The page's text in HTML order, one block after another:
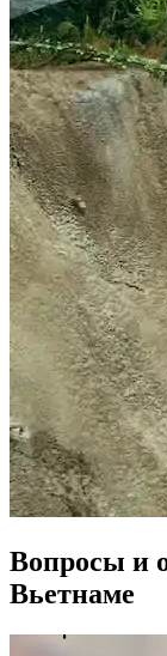
Вопросы и
Вьетнаме